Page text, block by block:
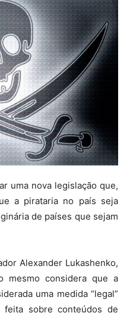
uma nova legislação que,
a pirataria no país seja
de países que sejam
Alexander Lukashenko,
mesmo considera que a
uma medida “legal”
sobre conteúdos de